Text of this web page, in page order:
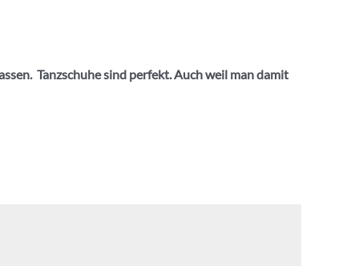
Tanzschuhe sind perfekt. Auch weil man damit